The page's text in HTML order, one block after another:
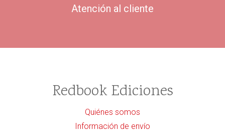
Atención al cliente
Redbook Ediciones
Quiénes somos
Información de envío